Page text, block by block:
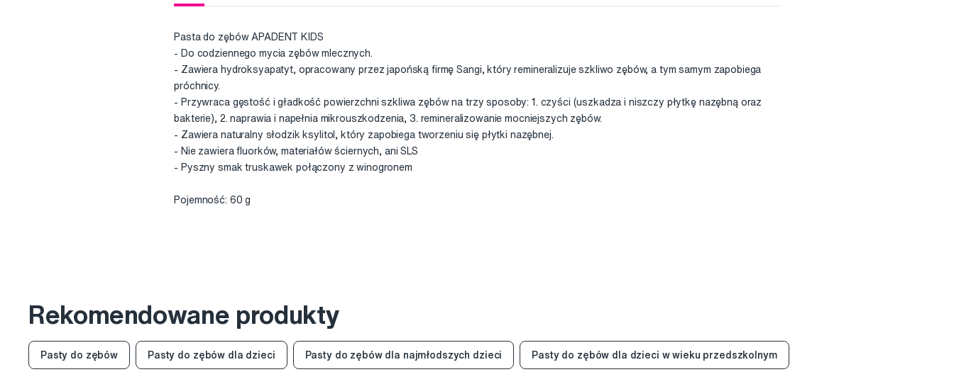
Pasta do zębów APADENT KIDS
- Do codziennego mycia zębów mlecznych.
- Zawiera hydroksyapatyt, opracowany przez japońską firmę Sangi, który remineralizuje szkliwo zębów, a tym samym zapobiega
próchnicy.
- Przywraca gęstość i gładkość powierzchni szkliwa zębów na trzy sposoby: 1. czyści (uszkadza i niszczy płytkę nazębną oraz
bakterie), 2. naprawia i napełnia mikrouszkodzenia, 3. remineralizowanie mocniejszych zębów.
- Zawiera naturalny słodzik ksylitol, który zapobiega tworzeniu się płytki nazębnej.
- Nie zawiera fluorków, materiałów ściernych, ani SLS
- Pyszny smak truskawek połączony z winogronem
Pojemność: 60 g
Rekomendowane produkty
Pasty do zębów Pasty do zębów dla dzieci Pasty do zębów dla najmłodszych dzieci Pasty do zębów dla dzieci w wieku przedszkolnym